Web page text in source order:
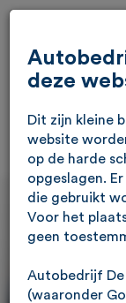
deze
Dit zijn kleine
website
op de harde
opgeslagen.
die gebruikt
Voor het
geen
Autobedrijf
(waaronder